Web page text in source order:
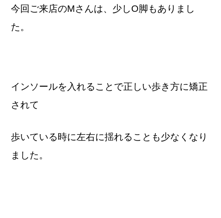
今回ご来店のMさんは、少しO脚もありまし
た。
インソールを入れることで正しい歩き方に矯正
されて
歩いている時に左右に揺れることも少なくなり
ました。